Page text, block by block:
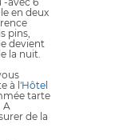
en deux
pins,
devient
la nuit.
à l'Hôtel
tarte
A
de la